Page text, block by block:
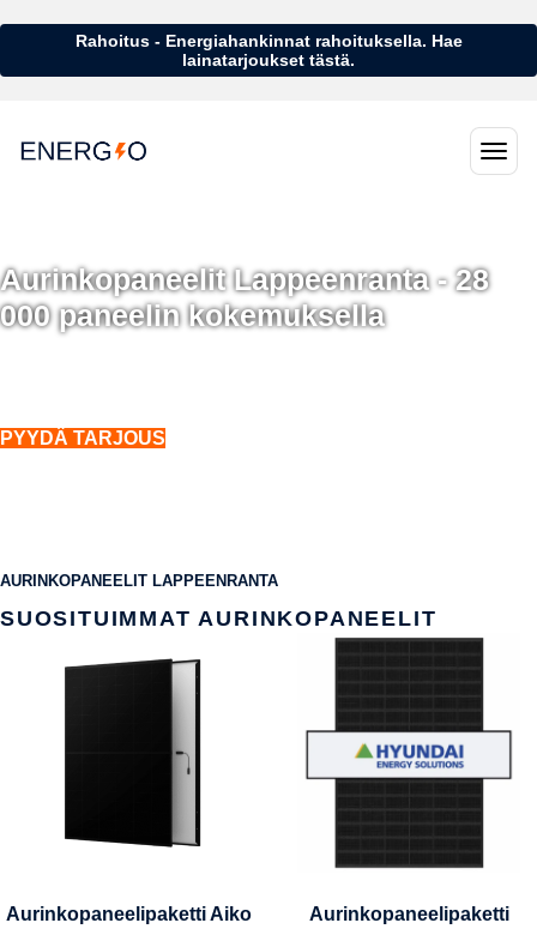
Rahoitus - Energiahankinnat rahoituksella. Hae
lainatarjoukset tästä.
Aurinkopaneelit Lappeenranta - 28
000 paneelin kokemuksella
PYYDÄ TARJOUS
AURINKOPANEELIT LAPPEENRANTA
SUOSITUIMMAT AURINKOPANEELIT
Aurinkopaneelipaketti Aiko
Aurinkopaneelipaketti